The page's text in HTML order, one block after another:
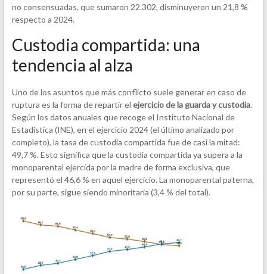
no consensuadas, que sumaron 22.302, disminuyeron un 21,8 %
respecto a 2024.
Custodia compartida: una
tendencia al alza
Uno de los asuntos que más conflicto suele generar en caso de
ruptura es la forma de repartir el ejercicio de la guarda y custodia.
Según los datos anuales que recoge el Instituto Nacional de
Estadística (INE), en el ejercicio 2024 (el último analizado por
completo), la tasa de custodia compartida fue de casi la mitad:
49,7 %. Esto significa que la custodia compartida ya supera a la
monoparental ejercida por la madre de forma exclusiva, que
representó el 46,6 % en aquel ejercicio. La monoparental paterna,
por su parte, sigue siendo minoritaria (3,4 % del total).